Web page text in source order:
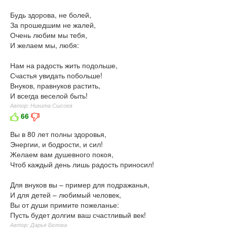
Будь здорова, не болей,
За прошедшим не жалей,
Очень любим мы тебя,
И желаем мы, любя:
Нам на радость жить подольше,
Счастья увидать побольше!
Внуков, правнуков растить,
И всегда веселой быть!
Автор: Никита Сысоев
66
Вы в 80 лет полны здоровья,
Энергии, и бодрости, и сил!
Желаем вам душевного покоя,
Чтоб каждый день лишь радость приносил!
Для внуков вы – пример для подражанья,
И для детей – любимый человек,
Вы от души примите пожеланье:
Пусть будет долгим ваш счастливый век!
Автор: Дарья Белова